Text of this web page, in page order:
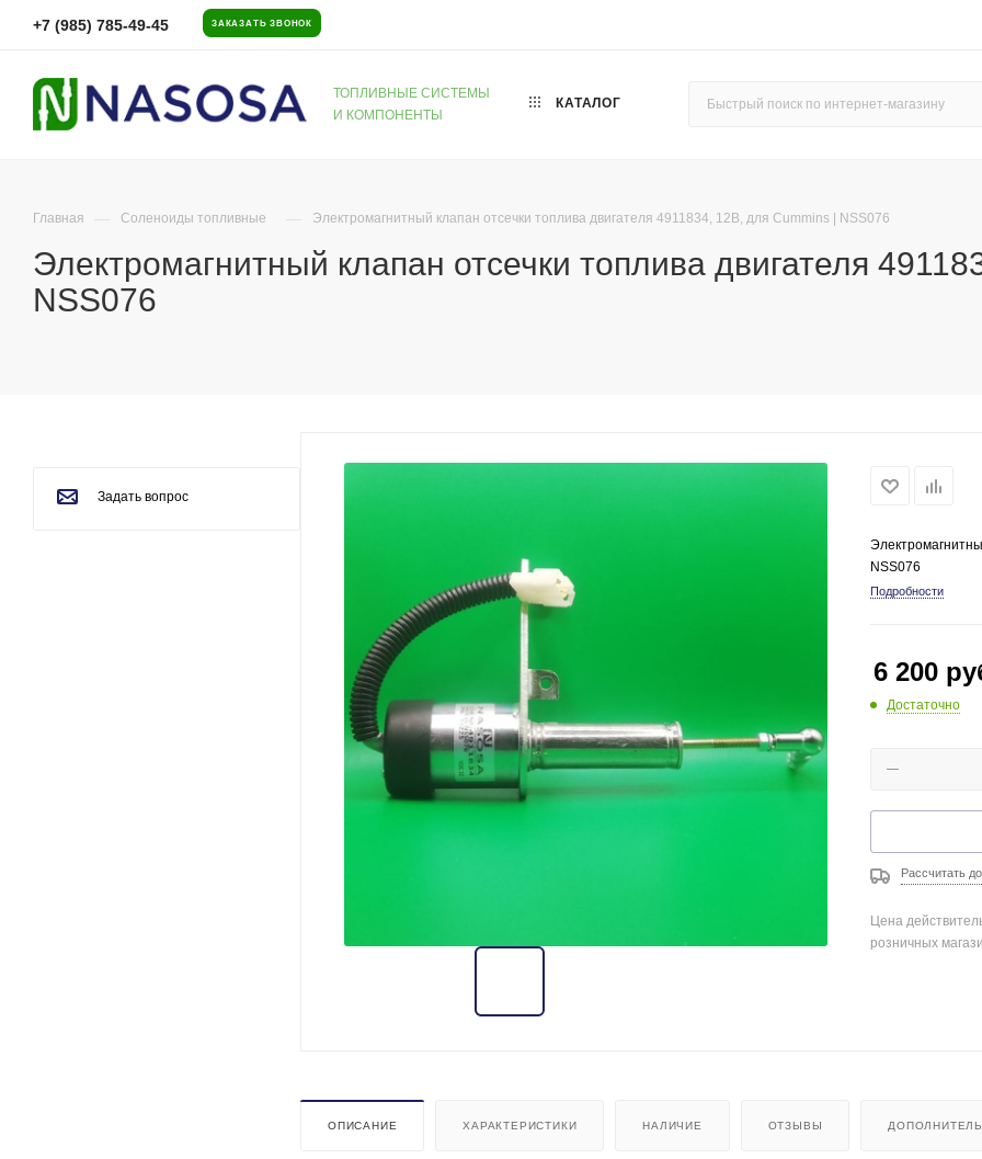
+7 (985) 785-49-45 ЗАКАЗАТЬ ЗВОНОК
ТОПЛИВНЫЕ СИСТЕМЫ
И КОМПОНЕНТЫ
КАТАЛОГ
Главная — Соленоиды топливные — Электромагнитный клапан отсечки топлива двигателя 4911834, 12В, для Cummins | NSS076
Электромагнитный клапан отсечки топлива двигателя
NSS076
NSS076
Подробности
6 200
Достаточно
Рассчитать
Цена
розничных
ОПИСАНИЕ ХАРАКТЕРИСТИКИ НАЛИЧИЕ ОТЗЫВЫ
Задать вопрос